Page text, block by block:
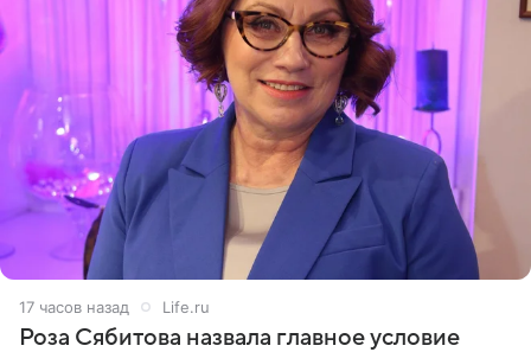
17 часов назад Life.ru
Роза Сябитова назвала главное условие